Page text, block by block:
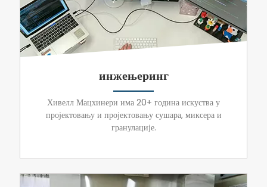
инжењеринг
Хивелл Мацхинери има 20+ година искуства у
пројектовању и пројектовању сушара, миксера и
гранулације.